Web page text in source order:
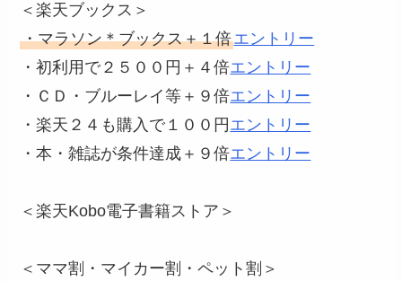
＜楽天ブックス＞
・マラソン＊ブックス＋１倍エントリー
・初利用で２５００円＋４倍エントリー
・ＣＤ・ブルーレイ等＋９倍エントリー
・楽天２４も購入で１００円 エントリー
・本・雑誌が条件達成＋９倍エントリー
＜楽天Kobo電子書籍ストア＞
＜ママ割・マイカー割・ペット割＞